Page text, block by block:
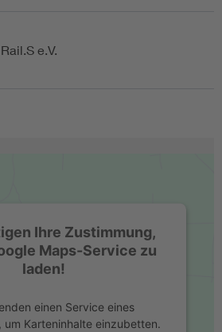
Rail.S e.V.
Ihre Zustimmung,
Maps-Service zu
laden!
einen Service eines
um Karteninhalte einzubetten.